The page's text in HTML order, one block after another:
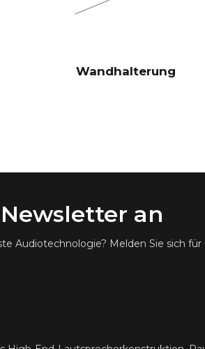
Wandhalterung
an
Audiotechnologie? Melden Sie sich